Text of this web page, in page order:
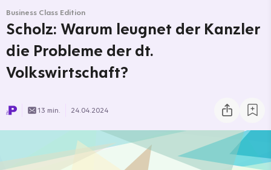
Business Class Edition
Scholz: Warum leugnet der Kanzler
die Probleme der dt.
Volkswirtschaft?
13 min. 24.04.2024